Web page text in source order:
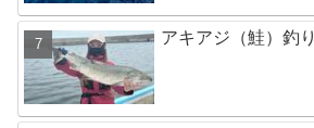
アキアジ（鮭）釣